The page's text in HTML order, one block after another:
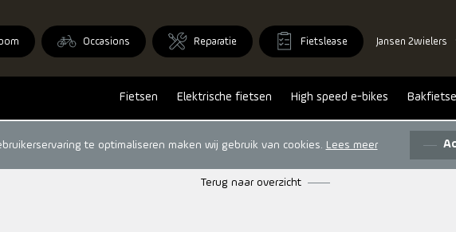
Occasions Reparatie Fietslease Jansen 2wielers
Fietsen Elektrische fietsen High speed e-bikes
te optimaliseren maken wij gebruik van cookies. Lees meer
Terug naar overzicht